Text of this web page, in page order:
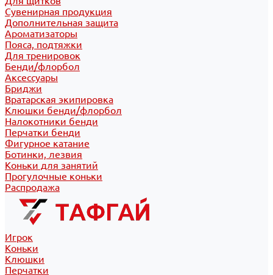
Сувенирная продукция
Дополнительная защита
Ароматизаторы
Пояса, подтяжки
Для тренировок
Бенди/флорбол
Аксессуары
Бриджи
Вратарская экипировка
Клюшки бенди/флорбол
Налокотники бенди
Перчатки бенди
Фигурное катание
Ботинки, лезвия
Коньки для занятий
Прогулочные коньки
Распродажа
Игрок
Коньки
Клюшки
Перчатки